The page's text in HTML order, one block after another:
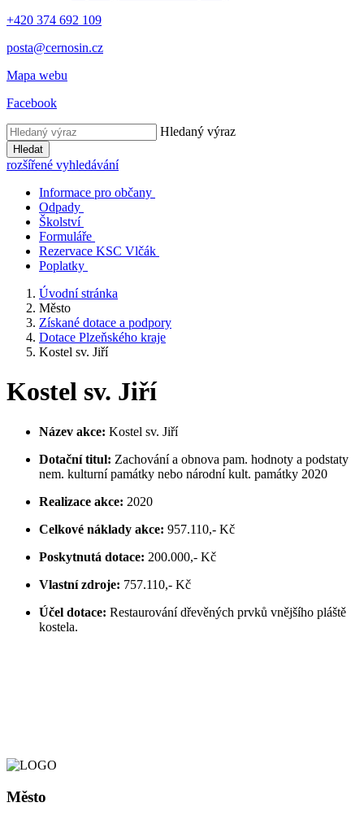
+420 374 692 109
posta@cernosin.cz
Mapa webu
Facebook
Hledaný výraz
Hledat
rozšířené vyhledávání
Informace pro občany
Odpady
Školství
Formuláře
Rezervace KSC Vlčák
Poplatky
Úvodní stránka
Město
Získané dotace a podpory
Dotace Plzeňského kraje
Kostel sv. Jiří
Kostel sv. Jiří
Název akce: Kostel sv. Jiří
Dotační titul: Zachování a obnova pam. hodnoty a podstaty
nem. kulturní památky nebo národní kult. památky 2020
Realizace akce: 2020
Celkové náklady akce: 957.110,- Kč
Poskytnutá dotace: 200.000,- Kč
Vlastní zdroje: 757.110,- Kč
Účel dotace: Restaurování dřevěných prvků vnějšího pláště
kostela.
Město